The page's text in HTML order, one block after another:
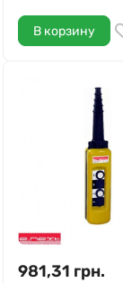
В корзину
981,31 грн.